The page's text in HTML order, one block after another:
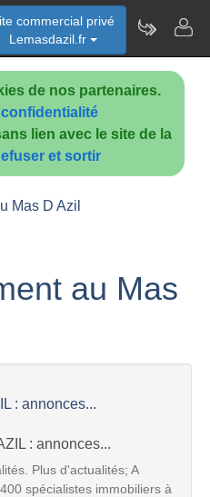
de nos partenaires.
lien avec le site de la
et sortir
commercial privé
Lemasdazil.fr
Mas D Azil
au Mas
: annonces...
Plus d'actualités; A
spécialistes immobiliers à